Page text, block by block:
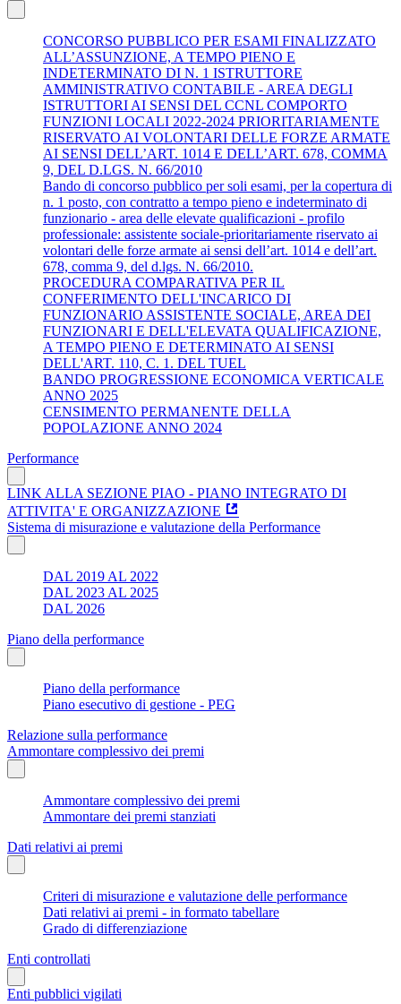
CONCORSO PUBBLICO PER ESAMI FINALIZZATO
ALL’ASSUNZIONE, A TEMPO PIENO E
INDETERMINATO DI N. 1 ISTRUTTORE
AMMINISTRATIVO CONTABILE - AREA DEGLI
ISTRUTTORI AI SENSI DEL CCNL COMPORTO
FUNZIONI LOCALI 2022-2024 PRIORITARIAMENTE
RISERVATO AI VOLONTARI DELLE FORZE ARMATE
AI SENSI DELL’ART. 1014 E DELL’ART. 678, COMMA
9, DEL D.LGS. N. 66/2010
Bando di concorso pubblico per soli esami, per la copertura di
n. 1 posto, con contratto a tempo pieno e indeterminato di
funzionario - area delle elevate qualificazioni - profilo
professionale: assistente sociale-prioritariamente riservato ai
volontari delle forze armate ai sensi dell’art. 1014 e dell’art.
678, comma 9, del d.lgs. N. 66/2010.
PROCEDURA COMPARATIVA PER IL
CONFERIMENTO DELL'INCARICO DI
FUNZIONARIO ASSISTENTE SOCIALE, AREA DEI
FUNZIONARI E DELL'ELEVATA QUALIFICAZIONE,
A TEMPO PIENO E DETERMINATO AI SENSI
DELL'ART. 110, C. 1. DEL TUEL
BANDO PROGRESSIONE ECONOMICA VERTICALE
ANNO 2025
CENSIMENTO PERMANENTE DELLA
POPOLAZIONE ANNO 2024
Performance
LINK ALLA SEZIONE PIAO - PIANO INTEGRATO DI
ATTIVITA' E ORGANIZZAZIONE
Sistema di misurazione e valutazione della Performance
DAL 2019 AL 2022
DAL 2023 AL 2025
DAL 2026
Piano della performance
Piano della performance
Piano esecutivo di gestione - PEG
Relazione sulla performance
Ammontare complessivo dei premi
Ammontare complessivo dei premi
Ammontare dei premi stanziati
Dati relativi ai premi
Criteri di misurazione e valutazione delle performance
Dati relativi ai premi - in formato tabellare
Grado di differenziazione
Enti controllati
Enti pubblici vigilati